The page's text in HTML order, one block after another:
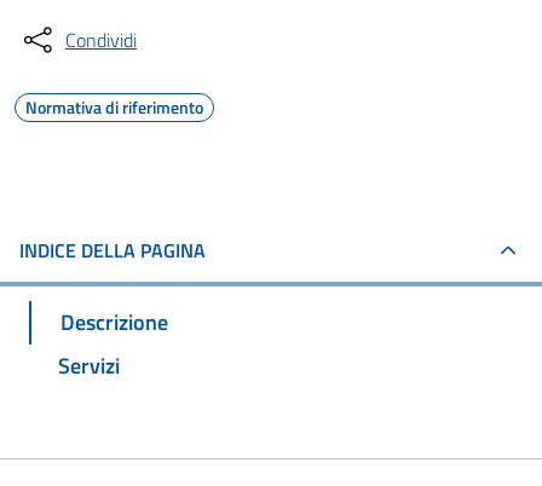
Condividi
Normativa di riferimento
INDICE DELLA PAGINA
Descrizione
Servizi